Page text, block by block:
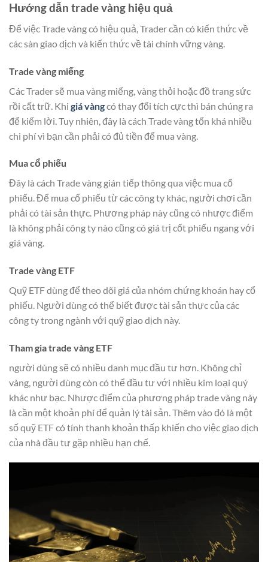
Hướng dẫn trade vàng hiệu quả
Để việc Trade vàng có hiệu quả, Trader cần có kiến thức về
các sàn giao dịch và kiến thức về tài chính vững vàng.
Trade vàng miếng
Các Trader sẽ mua vàng miếng, vàng thỏi hoặc đồ trang sức
rồi cất trữ. Khi giá vàngcó thay đổi tích cực thì bán chúng ra
để kiếm lời. Tuy nhiên, đây là cách Trade vàng tốn khá nhiều
chi phí vì bạn cần phải có đủ tiền để mua vàng.
Mua cổ phiếu
Đây là cách Trade vàng gián tiếp thông qua việc mua cổ
phiếu. Để mua cổ phiếu từ các công ty khác, người chơi cần
phải có tài sản thực. Phương pháp này cũng có nhược điểm
là không phải công ty nào cũng có giá trị cốt phiếu ngang với
giá vàng.
Trade vàng ETF
Quỹ ETF dùng để theo dõi giá của nhóm chứng khoán hay cổ
phiếu. Người dùng có thể biết được tài sản thực của các
công ty trong ngành với quỹ giao dịch này.
Tham gia trade vàng ETF
người dùng sẽ có nhiều danh mục đầu tư hơn. Không chỉ
vàng, người dùng còn có thể đầu tư với nhiều kim loại quý
khác như bạc. Nhược điểm của phương pháp trade vàng này
là cần một khoản phí để quản lý tài sản. Thêm vào đó là một
số quỹ ETF có tính thanh khoản thấp khiến cho việc giao dịch
của nhà đầu tư gặp nhiều hạn chế.